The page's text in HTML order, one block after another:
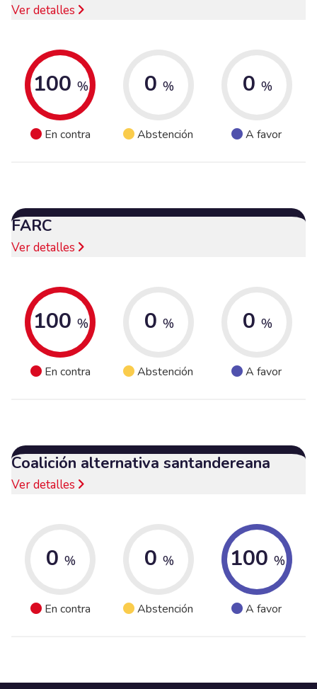
Ver detalles
100 %
En contra
0 %
Abstención
0 %
A favor
FARC
Ver detalles
100 %
En contra
0 %
Abstención
0 %
A favor
Coalición alternativa santandereana
Ver detalles
0 %
En contra
0 %
Abstención
100 %
A favor